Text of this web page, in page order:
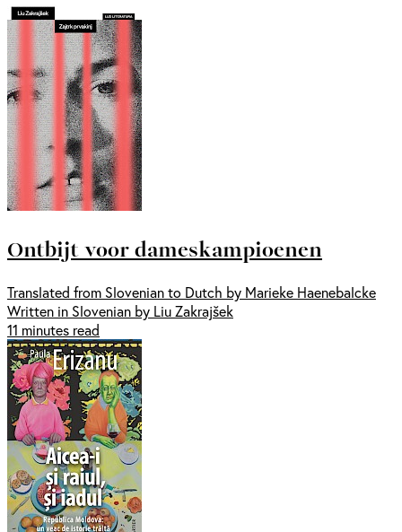
Ontbijt voor dameskampioenen
Translated from Slovenian to Dutch by Marieke Haenebalcke
Written in Slovenian by Liu Zakrajšek
11 minutes read